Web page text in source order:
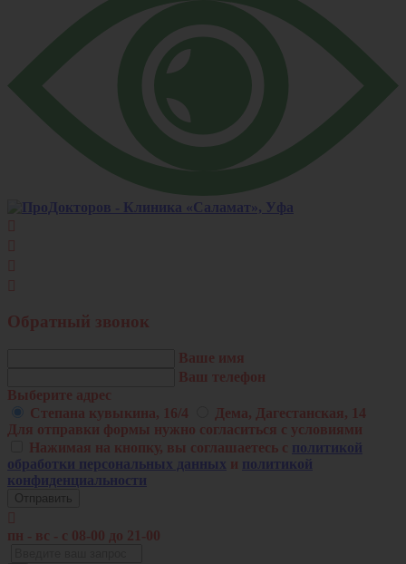
Обратный звонок
Ваше имя
Ваш телефон
Выберите адрес
Степана кувыкина, 16/4
Дема, Дагестанская, 14
Для отправки формы нужно согласиться с условиями
Нажимая на кнопку, вы соглашаетесь с политикой
обработки персональных данных и политикой
конфиденциальности
пн - вс - c 08-00 до 21-00